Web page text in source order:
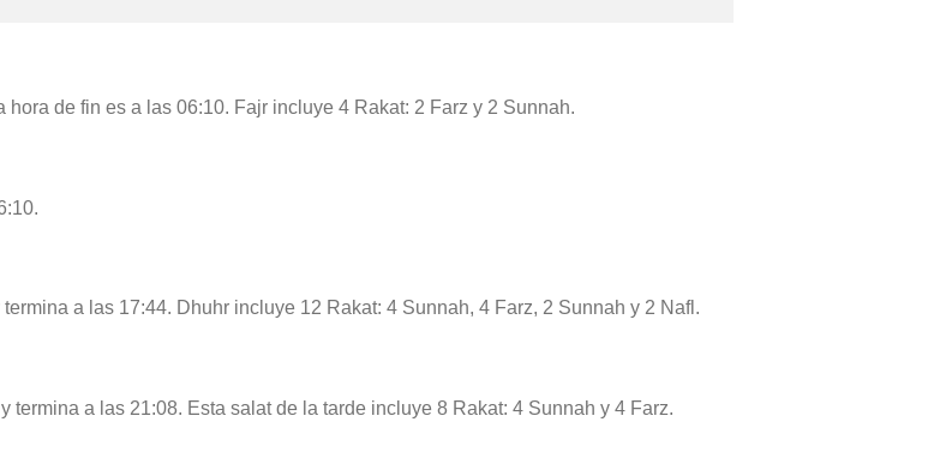
de fin es a las 06:10. Fajr incluye 4 Rakat: 2 Farz y 2 Sunnah.
a las 17:44. Dhuhr incluye 12 Rakat: 4 Sunnah, 4 Farz, 2 Sunnah y 2 Nafl.
termina a las 21:08. Esta salat de la tarde incluye 8 Rakat: 4 Sunnah y 4 Farz.